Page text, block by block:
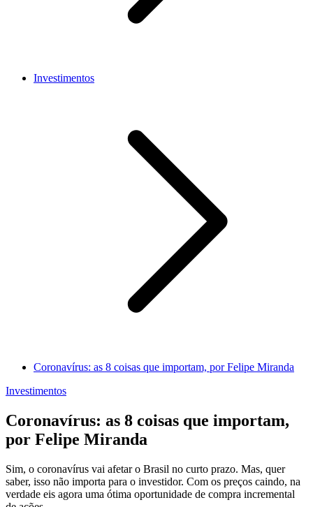
Investimentos
Coronavírus: as 8 coisas que importam, por Felipe Miranda
Investimentos
Coronavírus: as 8 coisas que importam,
por Felipe Miranda
Sim, o coronavírus vai afetar o Brasil no curto prazo. Mas, quer
saber, isso não importa para o investidor. Com os preços caindo, na
verdade eis agora uma ótima oportunidade de compra incremental